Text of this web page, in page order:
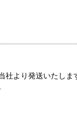
より発送いたしま